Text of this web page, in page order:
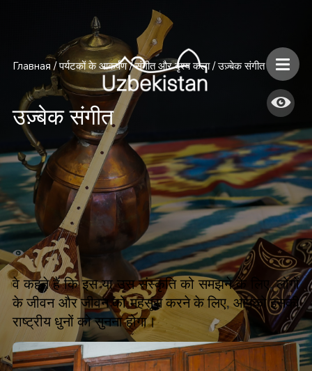
Главная / पर्यटकों के आकर्षण / संगीत और दृश्य कला/ उज़्बेक संगीत
उज़्बेक संगीत
वे कहते हैं कि इस या उस संस्कृति को समझने के लिए,लोगों
के जीवन और जीवन को महसूस करने के लिए, आपको इसकी
राष्ट्रीय धुनों को सुनना होगा।